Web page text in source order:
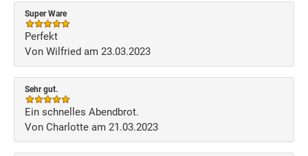
Super Ware
Perfekt
Von Wilfried am 23.03.2023
Sehr gut.
Ein schnelles Abendbrot.
Von Charlotte am 21.03.2023